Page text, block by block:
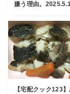
嫌う理由。
【宅配クック123